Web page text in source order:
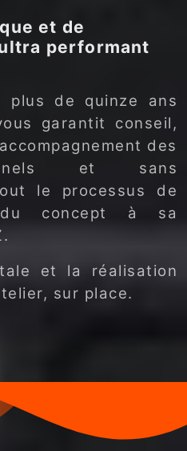
et de
performant
plus de quinze ans
garantit conseil,
des
et sans
le processus de
concept à sa
et la réalisation
sur place.